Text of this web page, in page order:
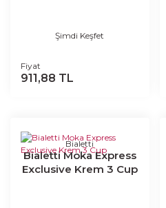
Şimdi Keşfet
Fiyat
911,88 TL
Bialetti
Bialetti Moka Express
Exclusive Krem 3 Cup